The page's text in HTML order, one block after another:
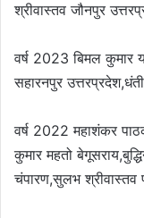
श्रीवास्तव जौनपुर
वर्ष 2023 बिमल कुमार
सहारनपुर
वर्ष 2022 महाशंकर
कुमार महतो
चंपारण,सुलभ श्रीवास्तव